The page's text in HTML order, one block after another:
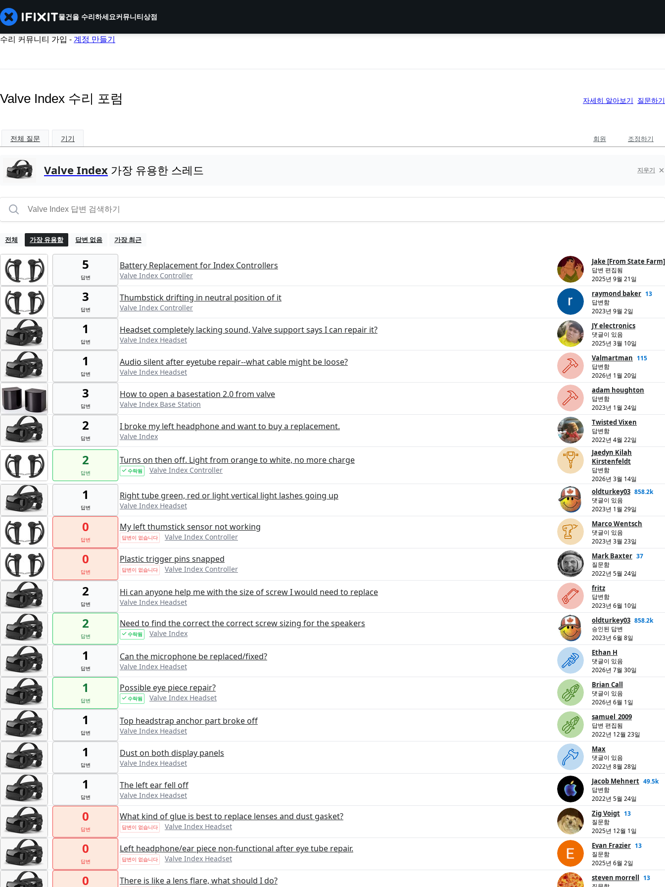
물건을 수리하세요커뮤니티상점
수리 커뮤니티 가입 -계정 만들기
Valve Index 수리 포럼 자세히 알아보기 질문하기
전체 질문 기기 회원 조정하기
Valve Index 가장 유용한 스레드 지우기
전체 가장 유용함 답변 없음 가장 최근
5
답변
Battery Replacement for Index Controllers
Valve Index Controller
Jake [From State Farm]
답변 편집됨
2025년 9월 21일
3
답변
Thumbstick drifting in neutral position of it
Valve Index Controller
raymond baker 13
답변함
2023년 9월 2일
1
답변
Headset completely lacking sound, Valve support says I can repair it?
Valve Index Headset
JY electronics
댓글이 있음
2025년 3월 10일
1
답변
Audio silent after eyetube repair--what cable might be loose?
Valve Index Headset
Valmartman 115
답변함
2026년 1월 20일
3
답변
How to open a basestation 2.0 from valve
Valve Index Base Station
adam houghton
답변함
2023년 1월 24일
2
답변
I broke my left headphone and want to buy a replacement.
Valve Index
Twisted Vixen
답변함
2022년 4월 22일
2
답변
Turns on then off. Light from orange to white, no more charge
수락됨 Valve Index Controller
Jaedyn Kilah
Kirstenfeldt
답변함
2026년 3월 14일
1
답변
Right tube green, red or light vertical light lashes going up
Valve Index Headset
oldturkey03 858.2k
댓글이 있음
2023년 1월 29일
0
답변
My left thumstick sensor not working
답변이 없습니다 Valve Index Controller
Marco Wentsch
댓글이 있음
2023년 3월 23일
0
답변
Plastic trigger pins snapped
답변이 없습니다 Valve Index Controller
Mark Baxter 37
질문함
2022년 5월 24일
2
답변
Hi can anyone help me with the size of screw I would need to replace
Valve Index Headset
fritz
답변함
2023년 6월 10일
2
답변
Need to find the correct the correct screw sizing for the speakers
수락됨 Valve Index
oldturkey03 858.2k
승인된 답변
2023년 6월 8일
1
답변
Can the microphone be replaced/fixed?
Valve Index Headset
Ethan H
댓글이 있음
2026년 7월 30일
1
답변
Possible eye piece repair?
수락됨 Valve Index Headset
Brian Call
댓글이 있음
2026년 6월 1일
1
답변
Top headstrap anchor part broke off
Valve Index Headset
samuel_2009
답변 편집됨
2022년 12월 23일
1
답변
Dust on both display panels
Valve Index Headset
Max
댓글이 있음
2022년 8월 28일
1
답변
The left ear fell off
Valve Index Headset
Jacob Mehnert 49.5k
답변함
2022년 5월 24일
0
답변
What kind of glue is best to replace lenses and dust gasket?
답변이 없습니다 Valve Index Headset
Zig Voigt 13
질문함
2025년 12월 1일
0
답변
Left headphone/ear piece non-functional after eye tube repair.
답변이 없습니다 Valve Index Headset
Evan Frazier 13
질문함
2025년 6월 2일
0 There is like a lens flare, what should I do? steven morrell 13